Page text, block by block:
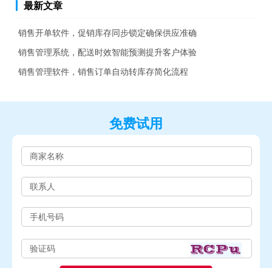
最新文章
销售开单软件，促销库存同步锁定确保供应准确
销售管理系统，配送时效智能预测提升客户体验
销售管理软件，销售订单自动转库存简化流程
免费试用